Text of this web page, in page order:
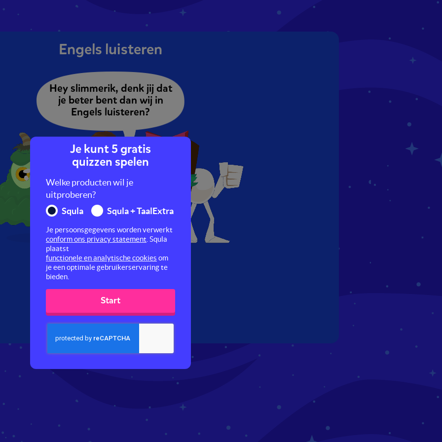
Engels luisteren
Hey slimmerik, denk jij dat
je beter bent dan wij in
Engels luisteren?
Volgende
Je kunt 5 gratis
quizzen spelen
Welke producten wil je
uitproberen?
Squla
Squla + TaalExtra
Je persoonsgegevens worden verwerkt
conform ons privacy statement . Squla
plaatst
functionele en analytische cookies om
je een optimale gebruikerservaring te
bieden.
Start